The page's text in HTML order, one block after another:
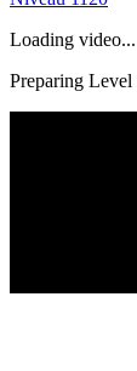
Loading video...
Preparing Level